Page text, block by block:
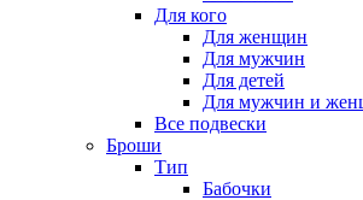
Для кого
Для женщин
Для мужчин
Для детей
Для мужчин и
Все подвески
Броши
Тип
Бабочки